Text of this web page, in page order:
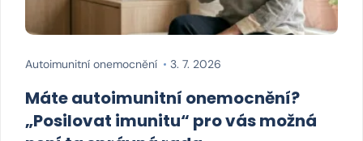
Autoimunitní onemocnění 3. 7. 2026
Máte autoimunitní onemocnění?
„Posilovat imunitu“ pro vás možná